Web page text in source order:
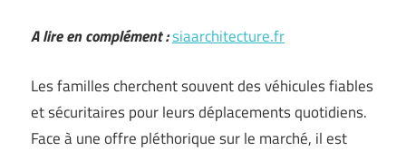
A lire en complément :siaarchitecture.fr
Les familles cherchent souvent des véhicules fiables
et sécuritaires pour leurs déplacements quotidiens.
Face à une offre pléthorique sur le marché, il est